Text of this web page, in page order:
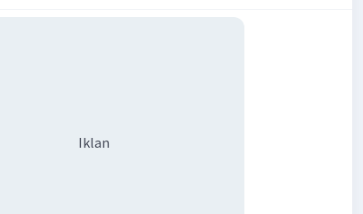
Iklan